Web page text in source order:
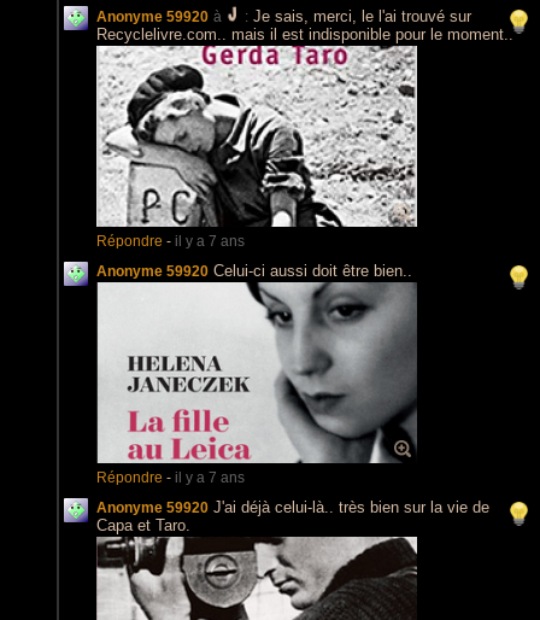
Anonyme 59920 à : Je sais, merci, le l'ai trouvé sur
Recyclelivre.com.. mais il est indisponible pour le moment..
Répondre - il y a 7 ans
Anonyme 59920 Celui-ci aussi doit être bien..
Répondre - il y a 7 ans
Anonyme 59920 J'ai déjà celui-là.. très bien sur la vie de
Capa et Taro.